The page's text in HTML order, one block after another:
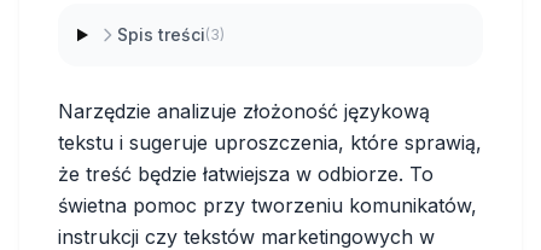
Spis treści(3)
Narzędzie analizuje złożoność językową
tekstu i sugeruje uproszczenia, które sprawią,
że treść będzie łatwiejsza w odbiorze. To
świetna pomoc przy tworzeniu komunikatów,
instrukcji czy tekstów marketingowych w